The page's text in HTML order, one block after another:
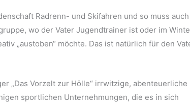
Radrenn- und Skifahren und so muss auch
wo der Vater Jugendtrainer ist oder im
„austoben“ möchte. Das ist natürlich für den
„Das Vorzelt zur Hölle“ irrwitzige, abenteuerliche
sportlichen Unternehmungen, die es in sich